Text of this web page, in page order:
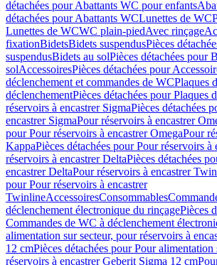
détachées pour Abattants WC pour enfants
détachées pour Abattants WCLunettes de WC
Lunettes de WCWC plain-piedAvec rinçage
fixationBidetsBidets suspendusPièces
suspendusBidets au solPièces détachées pour
solAccessoiresPièces détachées pour
déclenchement et commandes de WCPlaques
déclenchementPièces détachées pour Plaques
réservoirs à encastrer SigmaPièces détachées
encastrer SigmaPour réservoirs à encastrer
pour Pour réservoirs à encastrer OmegaPour
KappaPièces détachées pour Pour réservoirs à
réservoirs à encastrer DeltaPièces détachées
encastrer DeltaPour réservoirs à encastrer
pour Pour réservoirs à encastrer
TwinlineAccessoiresConsommables
déclenchement électronique du rinçagePièces
Commandes de WC à déclenchement
alimentation sur secteur, pour réservoirs à
12 cmPièces détachées pour Pour alimentation
réservoirs à encastrer Geberit Sigma 12 cm